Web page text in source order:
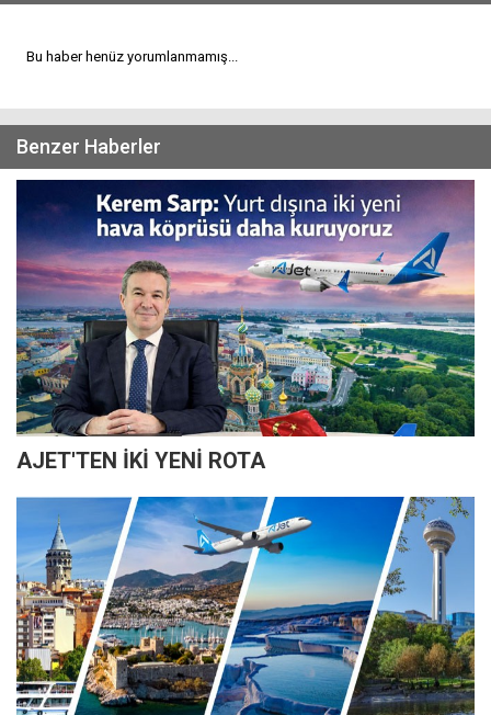
Bu haber henüz yorumlanmamış...
Benzer Haberler
AJET'TEN İKİ YENİ ROTA